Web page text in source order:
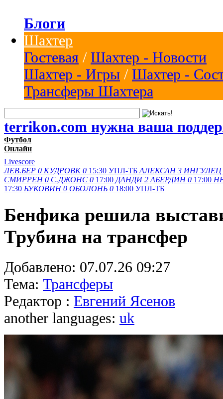
Блоги
Шахтер
Гостевая / Шахтер - Новости
Шахтер - Игры / Шахтер -
Трансферы Шахтера
terrikon.com нужна ваша
Футбол
Онлайн
Livescore
ЛЕВ.БЕР 0 КУДРОВК 0 15:30 УПЛ-ТБ АЛЕКСАН 3 ИНГУЛЕЦ
СМИРРЕН 0 С.ДЖОНС 0 17:00 ДАНДИ 2 АБЕРДИН 0 17:00
17:30 БУКОВИН 0 ОБОЛОНЬ 0 18:00 УПЛ-ТБ
Бенфика решила
Трубина на трансфер
Добавлено: 07.07.26 09:27
Тема: Трансферы
Редактор : Евгений Ясенов
another languages: uk